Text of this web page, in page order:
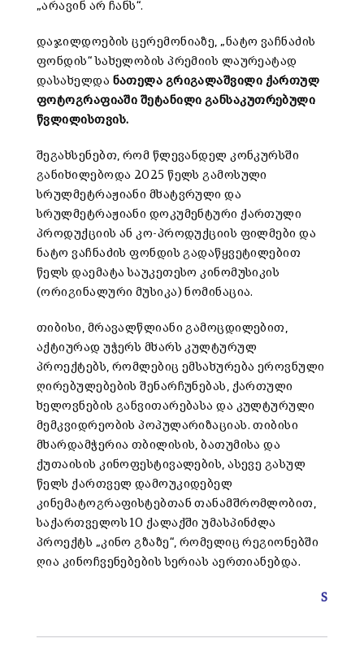
„არავინ არ ჩანს“.
დაჯილდოების ცერემონიაზე, „ნატო ვაჩნაძის
ფონდის“ სახელობის პრემიის ლაურეატად
დასახელდა ნათელა გრიგალაშვილი ქართულ
ფოტოგრაფიაში შეტანილი განსაკუთრებული
წვლილისთვის.
შეგახსენებთ, რომ წლევანდელ კონკურსში
განიხილებოდა 2025 წელს გამოსული
სრულმეტრაჟიანი მხატვრული და
სრულმეტრაჟიანი დოკუმენტური ქართული
პროდუქციის ან კო-პროდუქციის ფილმები და
ნატო ვაჩნაძის ფონდის გადაწყვეტილებით
წელს დაემატა საუკეთესო კინომუსიკის
(ორიგინალური მუსიკა) ნომინაცია.
თიბისი, მრავალწლიანი გამოცდილებით,
აქტიურად უჭერს მხარს კულტურულ
პროექტებს, რომლებიც ემსახურება ეროვნული
ღირებულებების შენარჩუნებას, ქართული
ხელოვნების განვითარებასა და კულტურული
მემკვიდრეობის პოპულარიზაციას. თიბისი
მხარდამჭერია თბილისის, ბათუმისა და
ქუთაისის კინოფესტივალების, ასევე გასულ
წელს ქართველ დამოუკიდებელ
კინემატოგრაფისტებთან თანამშრომლობით,
საქართველოს 10 ქალაქში უმასპინძლა
პროექტს „კინო გზაზე“, რომელიც რეგიონებში
ღია კინოჩვენებების სერიას აერთიანებდა.
S